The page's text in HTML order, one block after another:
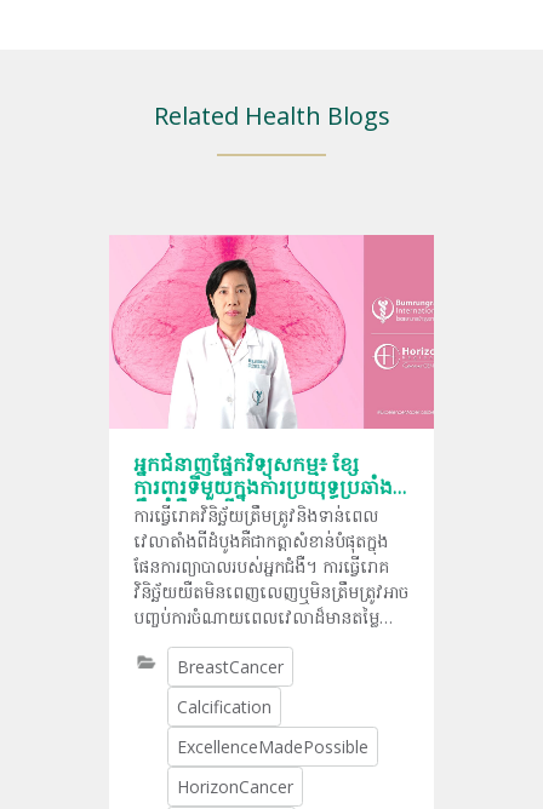
Related Health Blogs
អ្នកជំនាញផ្នែកវិទ្យុសកម្ម៖ ខ្សែ
ការពារទីមួយក្នុងការប្រយុទ្ធប្រឆាំង
នឹងជំងឺមហារីក
ការធ្វើរោគវិនិច្ឆ័យត្រឹមត្រូវនិងទាន់ពេល
វេលាតាំងពីដំបូងគឺជាកត្តាសំខាន់បំផុតក្នុង
ផែនការព្យាបាលរបស់អ្នកជំងឺ។ ការធ្វើរោគ
វិនិច្ឆ័យយឺតមិនពេញលេញឬមិនត្រឹមត្រូវអាច
បញ្ចប់ការចំណាយពេលវេលាដ៏មានតម្លៃ
ហើយទីបំផុតធ្វើឲ្យស្មុគស្មាញដល់ការ
ព្យាបាល។ នេះហើយជាមូលហេតុដែលវេជ្ជ
បណ្ឌិត Kamoltham Pulpinyo អ្នក
ជំនាញផ្នែកវិទ្យុសកម្មសុដន់នៅមន្ទីរពេទ្យ
អន្តរជាតិបាំរុងរ៉ាតបានប្ដូរការធ្វើរោគវិនិច្ឆ័យឲ្យ
បានរហ័សនិងត្រឹមត្រូវឲ្យទៅជាអ្វីដែល
ពិសេសសម្រាប់ជាប្រយោជន៍ដល់អ្នកជំងឺ។
BreastCancer
Calcification
ExcellenceMadePossible
HorizonCancer